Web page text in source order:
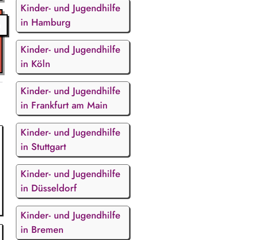
Kinder- und Jugendhilfe
in Hamburg
Kinder- und Jugendhilfe
in Köln
Kinder- und Jugendhilfe
in Frankfurt am Main
Kinder- und Jugendhilfe
in Stuttgart
Kinder- und Jugendhilfe
in Düsseldorf
Kinder- und Jugendhilfe
in Bremen